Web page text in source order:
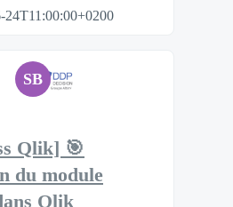
24T11:00:00+0200
SB
Qlik] 🎯
du module
Qlik